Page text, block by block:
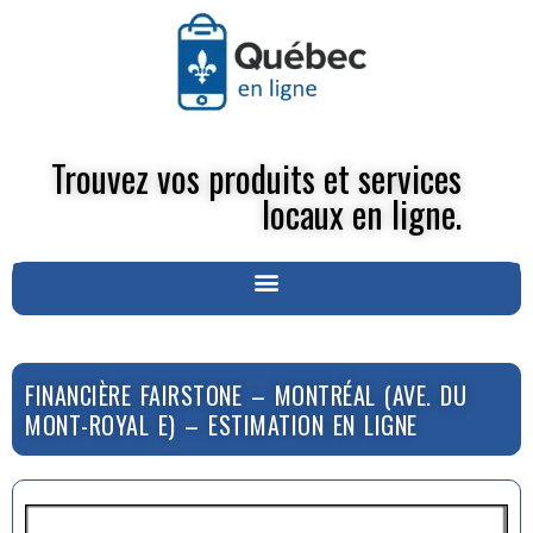
Trouvez vos produits et services
locaux en ligne.
FINANCIÈRE FAIRSTONE – MONTRÉAL (AVE. DU
MONT-ROYAL E) – ESTIMATION EN LIGNE